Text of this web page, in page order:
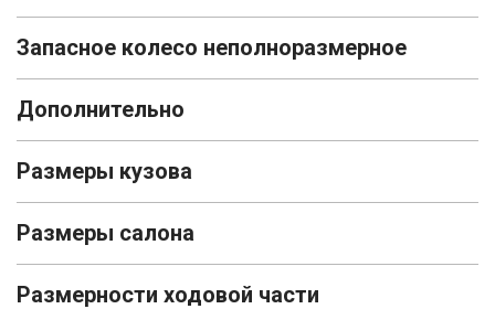
Запасное колесо неполноразмерное
Дополнительно
Размеры кузова
Размеры салона
Размерности ходовой части